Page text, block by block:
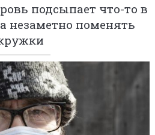
подсыпает что-то в
незаметно поменять